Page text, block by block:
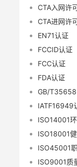
CTA入网许
CTA进网许
EN71认证
FCCID认证
FCC认证
FDA认证
GB/
IATF16949
ISO14001
ISO18001
ISO45001
ISO9001质